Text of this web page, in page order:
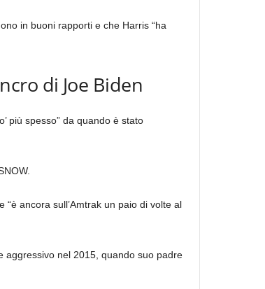
in buoni rapporti e che Harris “ha
di Joe Biden
più spesso” da quando è stato
“è ancora sull’Amtrak un paio di volte al
aggressivo nel 2015, quando suo padre